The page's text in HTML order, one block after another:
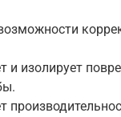
изолирует